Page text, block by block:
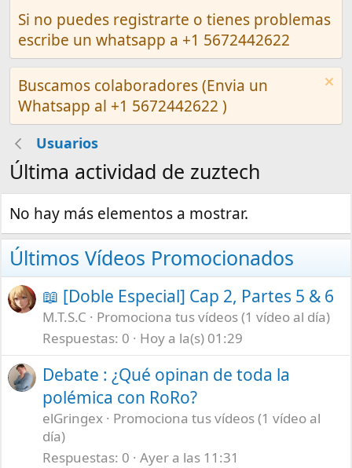
Si no puedes registrarte o tienes problemas
escribe un whatsapp a +1 5672442622
Buscamos colaboradores (Envia un
Whatsapp al +1 5672442622 )
Usuarios
Última actividad de zuztech
No hay más elementos a mostrar.
Últimos Vídeos Promocionados
📖 [Doble Especial] Cap 2, Partes 5 & 6
M.T.S.C
Promociona tus vídeos (1 vídeo al día)
Respuestas 0 Hoy a la(s) 01:29
Debate : ¿Qué opinan de toda la
polémica con RoRo?
elGringex
Promociona tus vídeos (1 vídeo al
día)
Respuestas 0 Ayer a las 11:31